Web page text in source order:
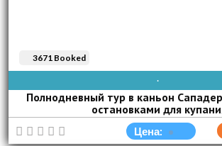
AVAIBLE EVERY DAY
Полнодневный тур в каньон
остановками для
3671 Booked
Цена: